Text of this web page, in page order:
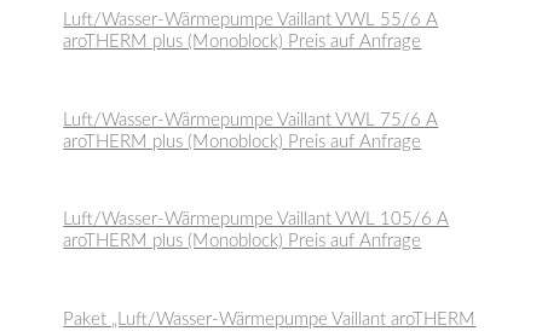
Luft/Wasser-Wärmepumpe Vaillant VWL 55/6 A
aroTHERM plus (Monoblock) Preis auf Anfrage
Luft/Wasser-Wärmepumpe Vaillant VWL 75/6 A
aroTHERM plus (Monoblock) Preis auf Anfrage
Luft/Wasser-Wärmepumpe Vaillant VWL 105/6 A
aroTHERM plus (Monoblock) Preis auf Anfrage
Paket „Luft/Wasser-Wärmepumpe Vaillant aroTHERM